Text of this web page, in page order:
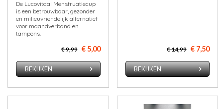
De Lucovitaal Menstruatiecup
is een betrouwbaar, gezonder
en milieuvriendelijk alternatief
voor maandverband en
tampons.
€ 9,99 € 5,00
BEKIJKEN
€ 14,99 € 7,50
BEKIJKEN